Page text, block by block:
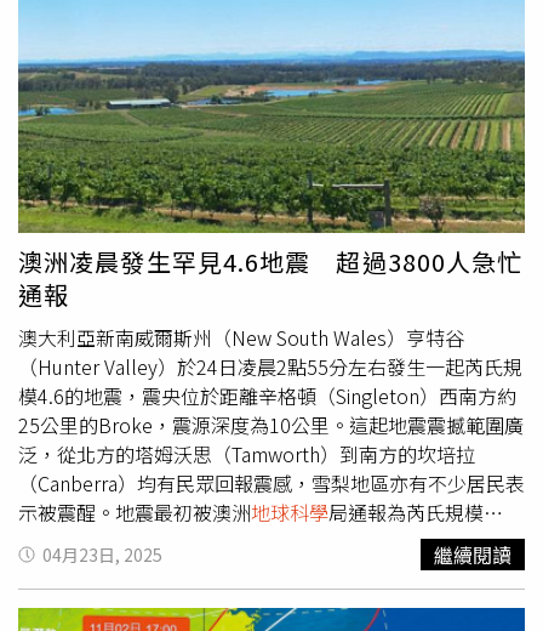
1.4億年。此後，地表氣候將變得極度不穩，海洋沸騰、生
命系統瓦解，預示著地球生物圈的終結。馬斯克接受福斯新
聞專訪時表示，「最終地球上的所有生命都將被太陽毀滅。
這是推動我致力於火星殖民的原因之一。」他形容火星是
「集體生命的壽險」，人類若想延續文明，必須成為「多行
星物種」。太陽預計在約50億年後進入紅巨星階段，屆時太
陽體積將大幅膨脹，可能吞噬水星、金星甚至地球，這一過
程將徹底摧毀地球現有的物理結構與環境。面對長遠的宇宙
命運，馬斯克提出希望未來20年內在火星建立可容納百萬人
的自給自足城市。他強調：「如果火星必須依賴地球補給才
能生存，那我們並未真正建立生命的保險機制。只有當火星
可以獨立生存時，人類的未來才真正有保障。」美國政府也
展現出對太空殖民的支持，川普總統任內曾批准對NASA的
預算重組，將60億美元由國際太空站營運與研究計畫中轉移
至載人太空任務，包括火星探索。SpaceX目前正全力推進
星際飛船（Starship）計畫，該火箭系統為全球最強大，設
計可重複使用，大幅降低發射成本。2025年初進行的兩次
試射雖未完全成功，但展現出強勁的技術進展。馬斯克計畫
最快於明年發射無人火星任務，並於四年內實現載人登陸。
NASA代理局長珍妮特佩特羅（Janet Petro）表示，美國在
太空領域的競爭力必須保持領先地位，尤其面對中國等國的
澳洲凌晨發生罕見4.6地震 超過3800人急忙
通報
澳大利亞新南威爾斯州（New South Wales）亨特谷
（Hunter Valley）於24日凌晨2點55分左右發生一起芮氏規
模4.6的地震，震央位於距離辛格頓（Singleton）西南方約
25公里的Broke，震源深度為10公里。這起地震震撼範圍廣
泛，從北方的塔姆沃思（Tamworth）到南方的坎培拉
（Canberra）均有民眾回報震感，雪梨地區亦有不少居民表
示被震醒。地震最初被澳洲地球科學局通報為芮氏規模
5.1，隨後修正為4.6。該局表示，截至凌晨4點為止，已有
超過3,800人通報感受到地震。根據《ABC》報導指出，這
起地震是過去一年內當地所觀測到的第11起芮氏規模3（以
04月23日, 2025 繼續閱讀